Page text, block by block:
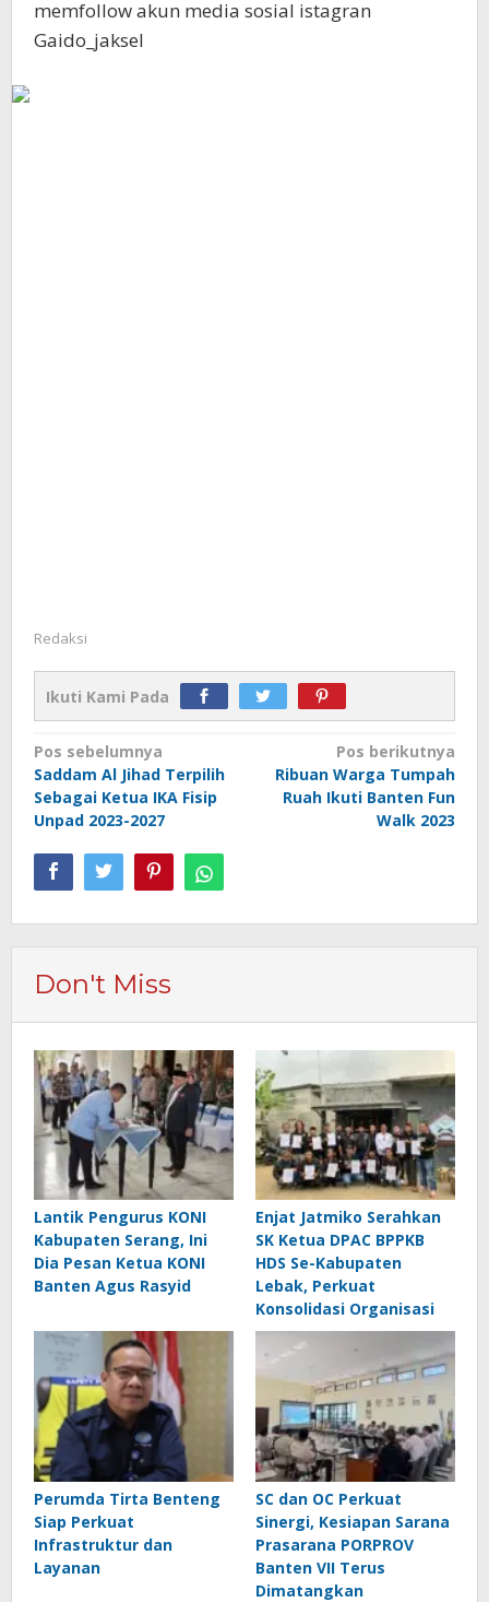
memfollow akun media sosial istagran
Gaido_jaksel
Redaksi
Ikuti Kami Pada
Navigasi
pos
Pos sebelumnya
Saddam Al Jihad Terpilih
Sebagai Ketua IKA Fisip
Unpad 2023-2027
Pos berikutnya
Ribuan Warga Tumpah
Ruah Ikuti Banten Fun
Walk 2023
Don't Miss
Lantik Pengurus KONI
Kabupaten Serang, Ini
Dia Pesan Ketua KONI
Banten Agus Rasyid
Enjat Jatmiko Serahkan
SK Ketua DPAC BPPKB
HDS Se-Kabupaten
Lebak, Perkuat
Konsolidasi Organisasi
Perumda Tirta Benteng
Siap Perkuat
Infrastruktur dan
Layanan
SC dan OC Perkuat
Sinergi, Kesiapan Sarana
Prasarana PORPROV
Banten VII Terus
Dimatangkan